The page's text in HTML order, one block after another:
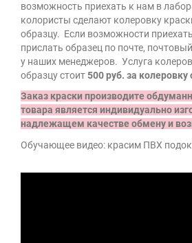
возможность приехать к нам в
колористы сделают колеровку
образцу. Если возможности
прислать образец по почте,
у наших менеджеров. Услуга
образцу стоит500 руб. за колеровку
Заказ краски производите
товара является индивидуально
надлежащем качестве обмену и
Обучающее видео: красим ПВХ